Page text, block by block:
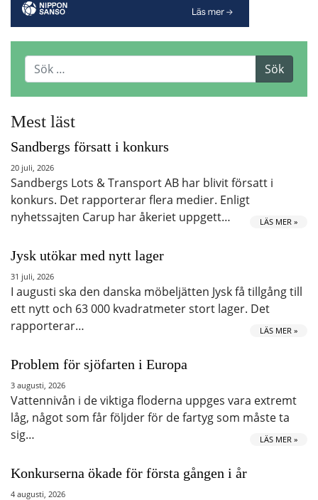
Mest läst
Sandbergs försatt i konkurs
20 juli, 2026
Sandbergs Lots & Transport AB har blivit försatt i
konkurs. Det rapporterar flera medier. Enligt
nyhetssajten Carup har åkeriet uppgett…
LÄS MER »
Jysk utökar med nytt lager
31 juli, 2026
I augusti ska den danska möbeljätten Jysk få tillgång till
ett nytt och 63 000 kvadratmeter stort lager. Det
rapporterar…
LÄS MER »
Problem för sjöfarten i Europa
3 augusti, 2026
Vattennivån i de viktiga floderna uppges vara extremt
låg, något som får följder för de fartyg som måste ta
sig…
LÄS MER »
Konkurserna ökade för första gången i år
4 augusti, 2026